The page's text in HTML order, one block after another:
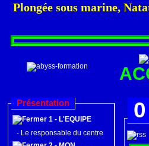
Plongée sous marine,
Présentation
1 - L'EQUIPE
- Le responsable du centre